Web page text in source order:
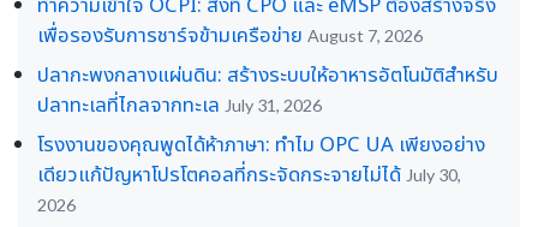
เพื่อรองรับการชาร์จข้ามเครือข่าย August 7, 2026
ปลากะพงกลางแผ่นดิน: สร้างระบบให้อาหารอัตโนมัติสำหรับ
ปลาทะเลที่ไกลจากทะเล July 31, 2026
โรงงานของคุณพูดได้ห้าภาษา: ทำไม OPC UA เพียงอย่าง
เดียวแก้ปัญหาโปรโตคอลที่กระจัดกระจายไม่ได้ July 30,
2026